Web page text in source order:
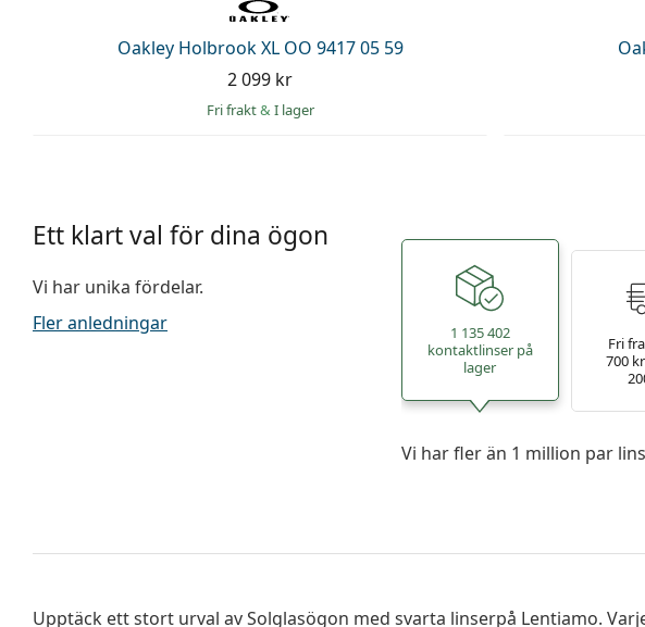
Oakley Holbrook XL OO 9417 05 59
2 099 kr
Fri frakt& I lager
Ett klart val för dina ögon
Vi har unika fördelar.
Fler anledningar
1 135 402
kontaktlinser på
lager
Fri
700
Vi har fler än 1 million par
Upptäck ett stort urval avSolglasögon med svarta linserpå Lentiamo.